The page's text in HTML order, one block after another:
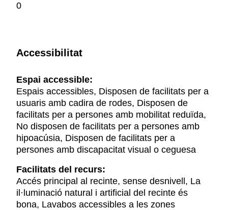
0
Accessibilitat
Espai accessible:
Espais accessibles, Disposen de facilitats per a
usuaris amb cadira de rodes, Disposen de
facilitats per a persones amb mobilitat reduïda,
No disposen de facilitats per a persones amb
hipoacúsia, Disposen de facilitats per a
persones amb discapacitat visual o ceguesa
Facilitats del recurs:
Accés principal al recinte, sense desnivell, La
il·luminació natural i artificial del recinte és
bona, Lavabos accessibles a les zones